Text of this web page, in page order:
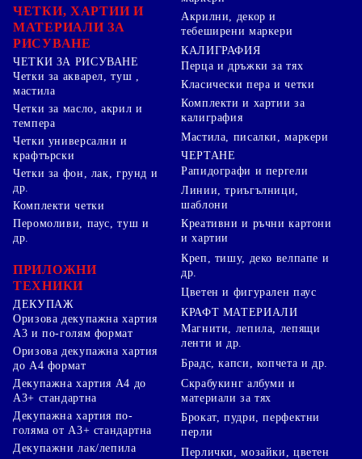
ЧЕТКИ, ХАРТИИ И
МАТЕРИАЛИ ЗА
РИСУВАНЕ
ЧЕТКИ ЗА РИСУВАНЕ
Четки за акварел, туш ,
мастила
Четки за масло, акрил и
темпера
Четки универсални и
крафтърски
Четки за фон, лак, грунд и
др.
Комплекти четки
Акрилни, декор и
тебеширени маркери
КАЛИГРАФИЯ
Перца и дръжки за тях
Класически пера и четки
Комплекти и хартии за
калиграфия
Мастила, писалки, маркери
ЧЕРТАНЕ
Рапидографи и пергели
Линии, триъгълници,
шаблони
Перомоливи, паус, туш и
др.
ПРИЛОЖНИ
ТЕХНИКИ
ДЕКУПАЖ
Оризова декупажна хартия
А3 и по-голям формат
Оризова декупажна хартия
до А4 формат
Декупажна хартия А4 до
А3+ стандартна
Декупажна хартия по-
голяма от А3+ стандартна
Декупажни лак/лепила
Креативни и ръчни картони
и хартии
Креп, тишу, деко велпапе и
др.
Цветен и фигурален паус
КРАФТ МАТЕРИАЛИ
Магнити, лепила, лепящи
ленти и др.
Брадс, капси, копчета и др.
Скрабукинг албуми и
материали за тях
Брокат, пудри, перфектни
перли
Перлички, мозайки, цветен